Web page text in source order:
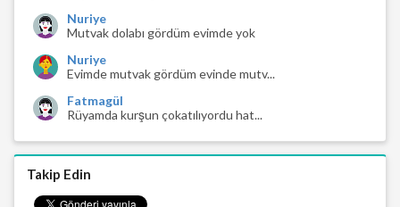
Nuriye
Mutvak dolabı gördüm evimde yok
Nuriye
Evimde mutvak gördüm evinde mutv...
Fatmagül
Rüyamda kurşun çokatılıyordu hat...
Takip Edin